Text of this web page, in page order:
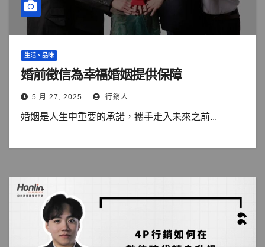
生活、品味
婚前徵信為幸福婚姻提供保障
5 月 27, 2025 行銷人
婚姻是人生中重要的承諾，攜手走入未來之前...